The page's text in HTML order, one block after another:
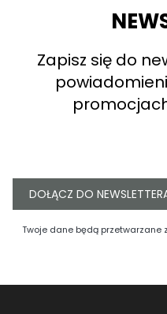
Zapisz się do
DOŁĄCZ DO
Twoje dane będą przetwarzane